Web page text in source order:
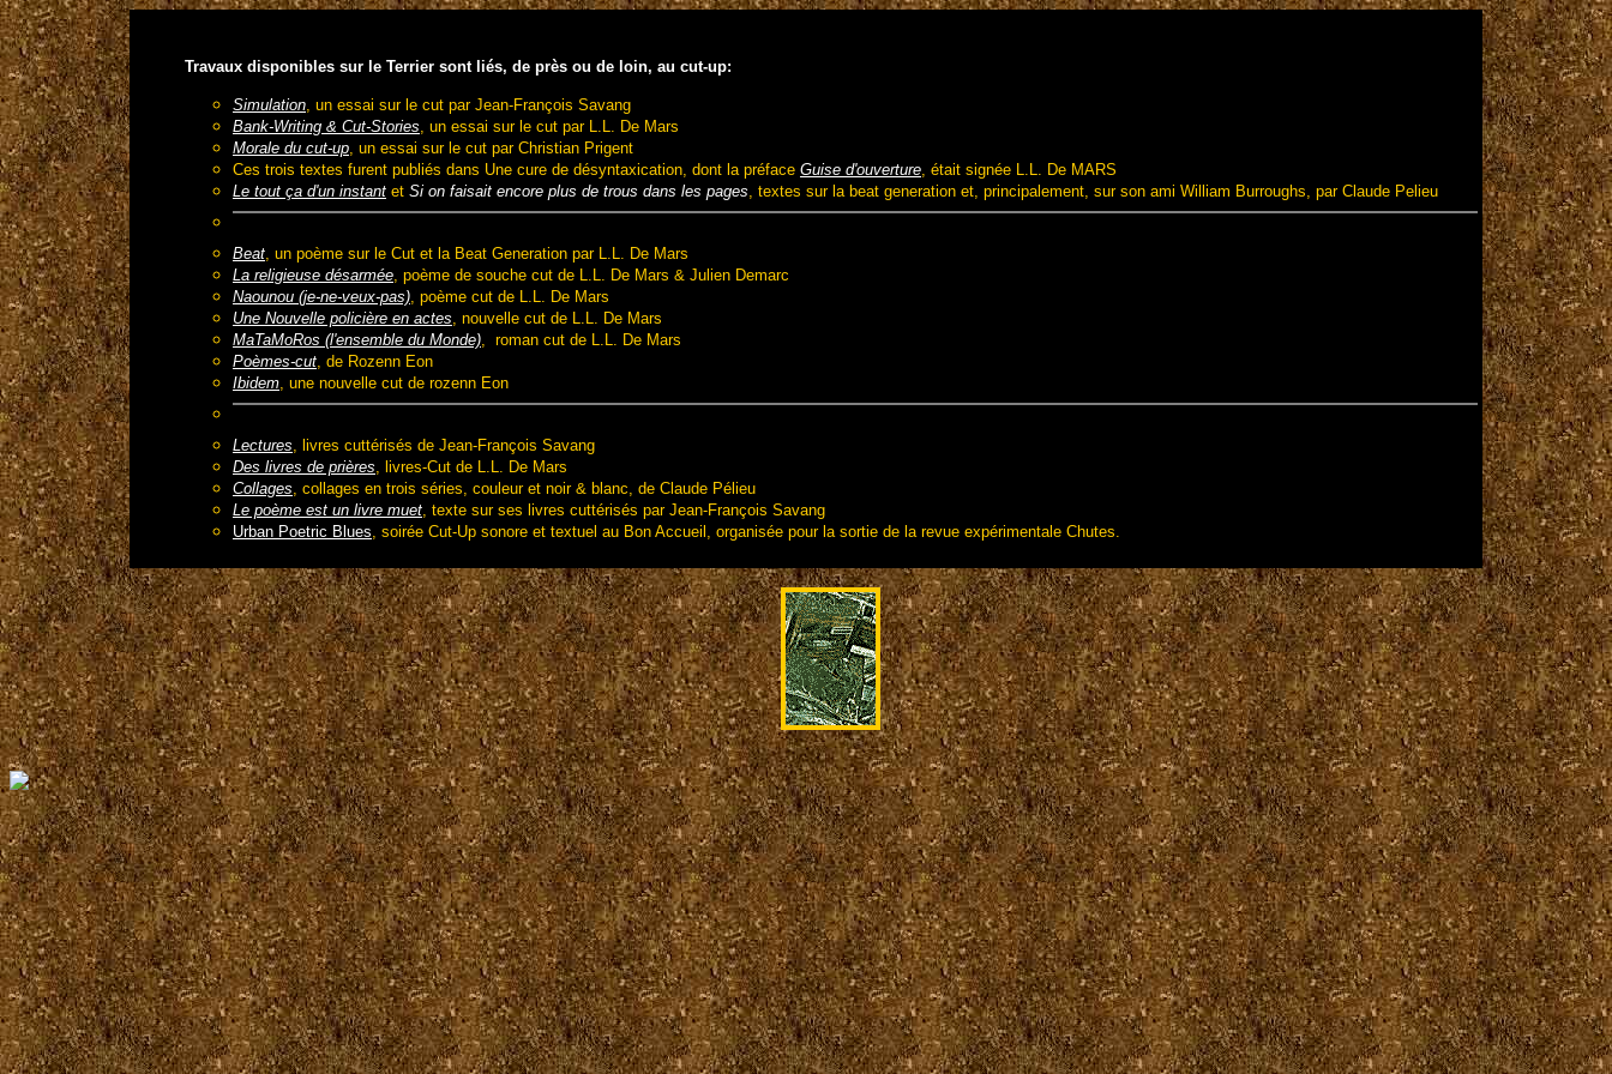
Travaux disponibles sur le Terrier sont liés, de près ou de loin, au cut-up:
Simulation, un essai sur le cut par Jean-François Savang
Bank-Writing & Cut-Stories, un essai sur le cut par L.L. De Mars
Morale du cut-up, un essai sur le cut par Christian Prigent
Ces trois textes furent publiés dans Une cure de désyntaxication, dont la préface Guise d'ouverture, était signée L.L. De MARS
Le tout ça d'un instant et Si on faisait encore plus de trous dans les pages, textes sur la beat generation et, principalement, sur son ami William Burroughs, par Claude Pelieu
Beat, un poème sur le Cut et la Beat Generation par L.L. De Mars
La religieuse désarmée, poème de souche cut de L.L. De Mars & Julien Demarc
Naounou (je-ne-veux-pas), poème cut de L.L. De Mars
Une Nouvelle policière en actes, nouvelle cut de L.L. De Mars
MaTaMoRos (l'ensemble du Monde), roman cut de L.L. De Mars
Poèmes-cut, de Rozenn Eon
Ibidem, une nouvelle cut de rozenn Eon
Lectures, livres cuttérisés de Jean-François Savang
Des livres de prières, livres-Cut de L.L. De Mars
Collages, collages en trois séries, couleur et noir & blanc, de Claude Pélieu
Le poème est un livre muet, texte sur ses livres cuttérisés par Jean-François Savang
Urban Poetric Blues, soirée Cut-Up sonore et textuel au Bon Accueil, organisée pour la sortie de la revue expérimentale Chutes.